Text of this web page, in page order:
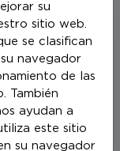
tipos de
de activos
su
sitio web.
se clasifican
navegador
de las
También
ayudan a
este sitio
su navegador